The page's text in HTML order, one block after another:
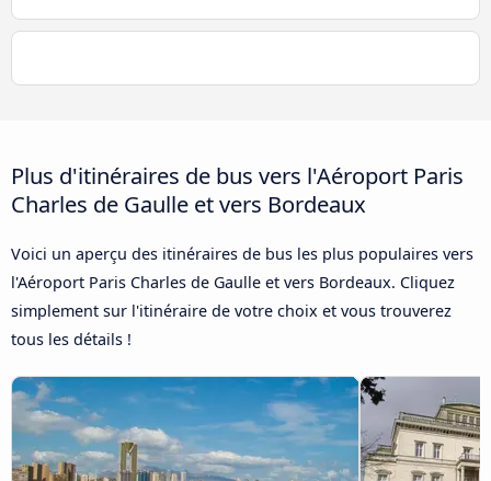
Plus d'itinéraires de bus vers l'Aéroport Paris
Charles de Gaulle et vers Bordeaux
Voici un aperçu des itinéraires de bus les plus populaires vers
l'Aéroport Paris Charles de Gaulle et vers Bordeaux. Cliquez
simplement sur l'itinéraire de votre choix et vous trouverez
tous les détails !